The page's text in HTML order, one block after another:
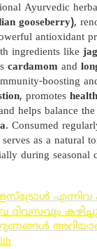
Ayurvedic
gooseberry),
antioxidant
ingredients like
cardamom and
boosting
, promotes
helps balance the
. Consumed
as a natural
during seasonal
ദിവസവും